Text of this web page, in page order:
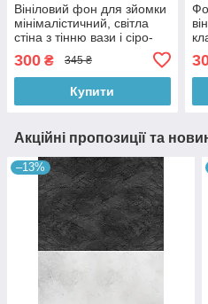
Вініловий фон для зйомки
мінімалістичний, світла
стіна з тінню вази і сіро-
бежева дерев’яна підлога
60×90 см, №57253
300 ₴ 345 ₴
Купити
Акційні пропозиції та
–13%